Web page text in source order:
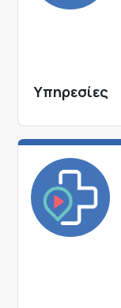
Υπηρεσίες